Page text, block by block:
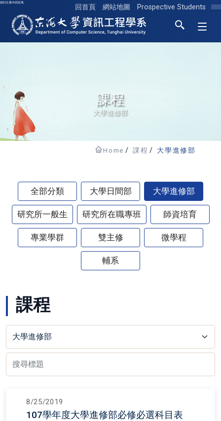
跳到主要內容區塊
回首頁 網站地圖 Prospective Students
東海大學logo
課程
大學進修部
Home 課程 大學進修部
全部分類 大學日間部 大學進修部
研究所一般生 研究所在職專班 師資培育
專業學群 雙主修 微學程
輔系
課程
8/25/2019
107學年度大學進修部必修必選科目表